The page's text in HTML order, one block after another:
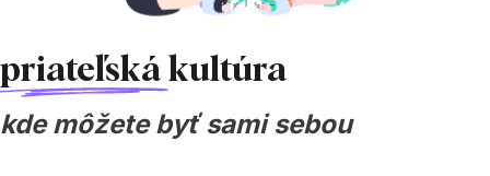
priateľská kultúra
kde môžete byť sami sebou